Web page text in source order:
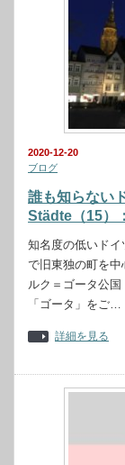
2020-12-20
ブログ
誰も知らない
Städte（15
知名度の低いドイ
で旧東独の町を
ルク＝ゴータ公
「ゴータ」をご…
詳細を見る